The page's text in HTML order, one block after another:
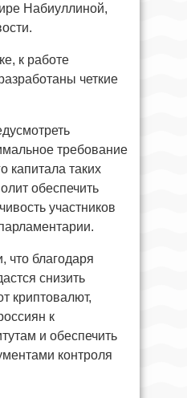
Набиуллиной,
к работе
четкие
требование
капитала таких
обеспечить
участников
что благодаря
снизить
криптовалют,
к
и обеспечить
контроля